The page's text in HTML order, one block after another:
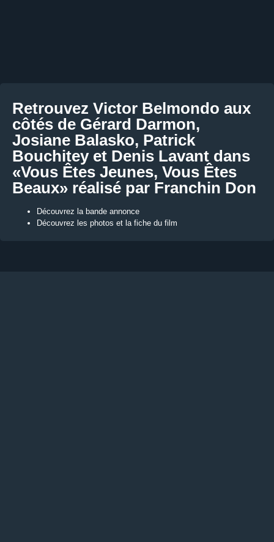
Retrouvez Victor Belmondo aux
côtés de Gérard Darmon,
Josiane Balasko, Patrick
Bouchitey et Denis Lavant dans
«Vous Êtes Jeunes, Vous Êtes
Beaux» réalisé par Franchin Don
Découvrez la bande annonce
Découvrez les photos et la fiche du film